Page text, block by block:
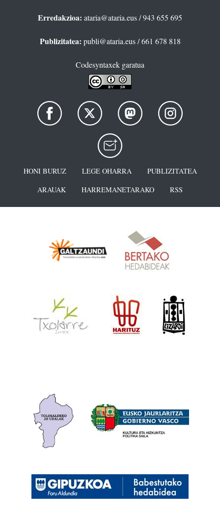
Erredakzioa: ataria@ataria.eus/ 943 655 695
Publizitatea: publi@ataria.eus/ 661 678 818
Codesyntaxek garatua
HONI BURUZ LEGE OHARRA
PUBLIZITATEA
ARAUAK
HARREMANETARAKO RSS